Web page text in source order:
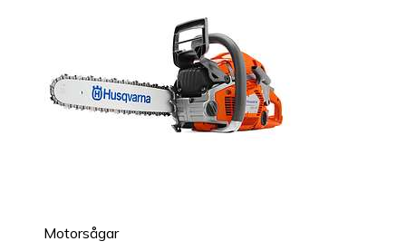
Motorsågar